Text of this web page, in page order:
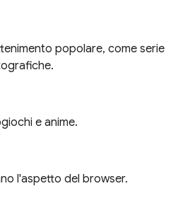
popolare, come serie
e anime.
l'aspetto del browser.